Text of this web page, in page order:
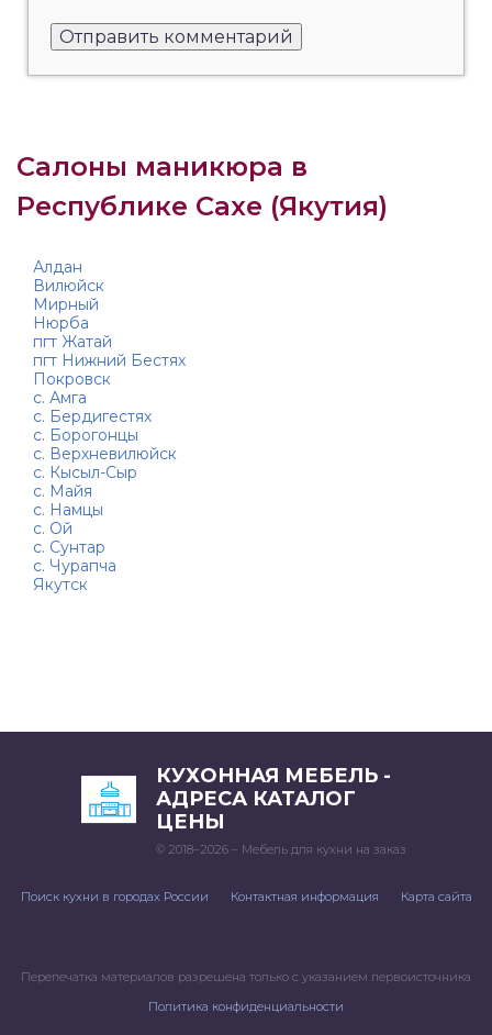
Салоны маникюра в
Республике Сахе (Якутия)
Алдан
Вилюйск
Мирный
Нюрба
пгт Жатай
пгт Нижний Бестях
Покровск
с. Амга
с. Бердигестях
с. Борогонцы
с. Верхневилюйск
с. Кысыл-Сыр
с. Майя
с. Намцы
с. Ой
с. Сунтар
с. Чурапча
Якутск
КУХОННАЯ МЕБЕЛЬ -
АДРЕСА КАТАЛОГ
ЦЕНЫ
© 2018–2026 – Мебель для кухни на заказ
Поиск кухни в городах России Контактная информация Карта сайта
Перепечатка материалов разрешена только с указанием первоисточника
Политика конфиденциальности